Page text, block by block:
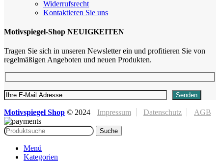
Widerrufsrecht
Kontaktieren Sie uns
Motivspiegel-Shop NEUIGKEITEN
Tragen Sie sich in unseren Newsletter ein und profitieren Sie von
regelmäßigen Angeboten und neuen Produkten.
Motivspiegel Shop © 2024 Impressum Datenschutz AGB
Suche
Menü
Kategorien